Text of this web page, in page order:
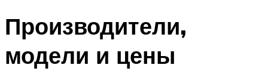
Производители,
модели и цены